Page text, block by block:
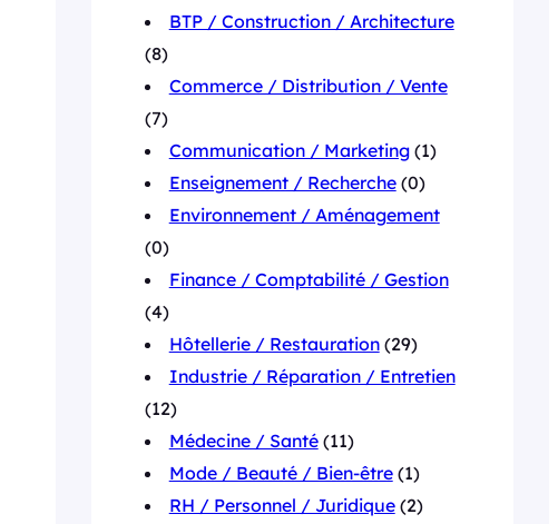
BTP / Construction / Architecture
(8)
Commerce / Distribution / Vente
(7)
Communication / Marketing(1)
Enseignement / Recherche(0)
Environnement / Aménagement
(0)
Finance / Comptabilité / Gestion
(4)
Hôtellerie / Restauration(29)
Industrie / Réparation / Entretien
(12)
Médecine / Santé(11)
Mode / Beauté / Bien-être(1)
RH / Personnel / Juridique(2)